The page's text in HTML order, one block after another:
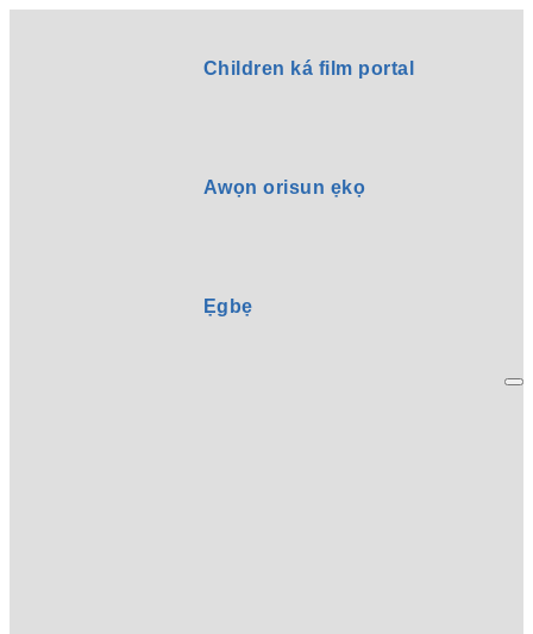
Children ká film portal
Awọn orisun ẹkọ
Ẹgbẹ